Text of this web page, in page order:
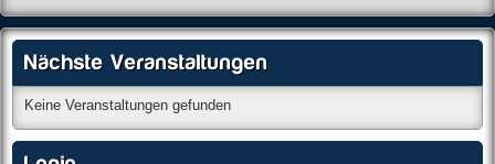
Nächste Veranstaltungen
Keine Veranstaltungen gefunden